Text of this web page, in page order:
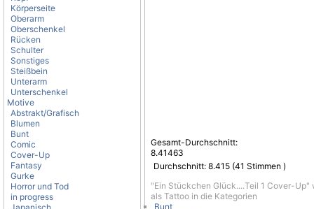
Körperseite
Oberarm
Oberschenkel
Rücken
Schulter
Sonstiges
Steißbein
Unterarm
Unterschenkel
Motive
Abstrakt/Grafisch
Blumen
Bunt
Comic
Cover-Up
Fantasy
Gurke
Horror und Tod
in progress
Gesamt-Durchschnitt:
8.41463
Durchschnitt: 8.415 (41 Stimmen )
"Ein Stückchen Glück....Teil 1 Cover-
als Tattoo in die Kategorien
Bunt